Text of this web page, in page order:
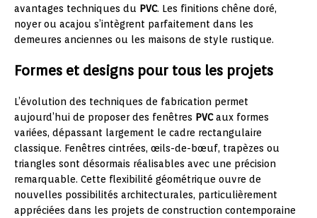
avantages techniques du PVC. Les finitions chêne doré,
noyer ou acajou s’intègrent parfaitement dans les
demeures anciennes ou les maisons de style rustique.
Formes et designs pour tous les projets
L’évolution des techniques de fabrication permet
aujourd’hui de proposer des fenêtres PVCaux formes
variées, dépassant largement le cadre rectangulaire
classique. Fenêtres cintrées, œils-de-bœuf, trapèzes ou
triangles sont désormais réalisables avec une précision
remarquable. Cette flexibilité géométrique ouvre de
nouvelles possibilités architecturales, particulièrement
appréciées dans les projets de construction contemporaine